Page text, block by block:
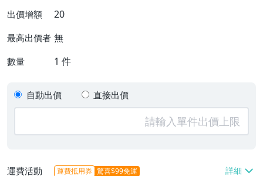
出價增額 20
最高出價者 無
數量 1 件
自動出價 直接出價
運費活動 運費抵用券 驚喜$99免運